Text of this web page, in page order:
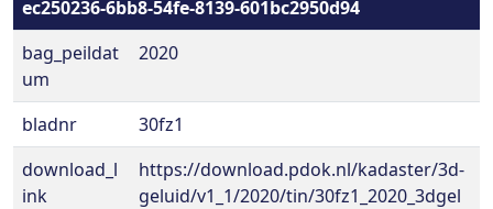
ec250236-6bb8-54fe-8139-601bc2950d94
bag_peildat
um
2020
bladnr
30fz1
download_l
ink
https://download.pdok.nl/kadaster/3d-
geluid/v1_1/2020/tin/30fz1_2020_3dgel